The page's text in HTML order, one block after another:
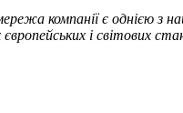
компанії є однією з
і світових